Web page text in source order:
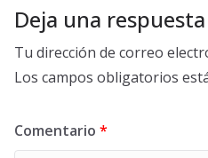
Deja una respuesta
Tu dirección de correo
Los campos obligatorios
Comentario *